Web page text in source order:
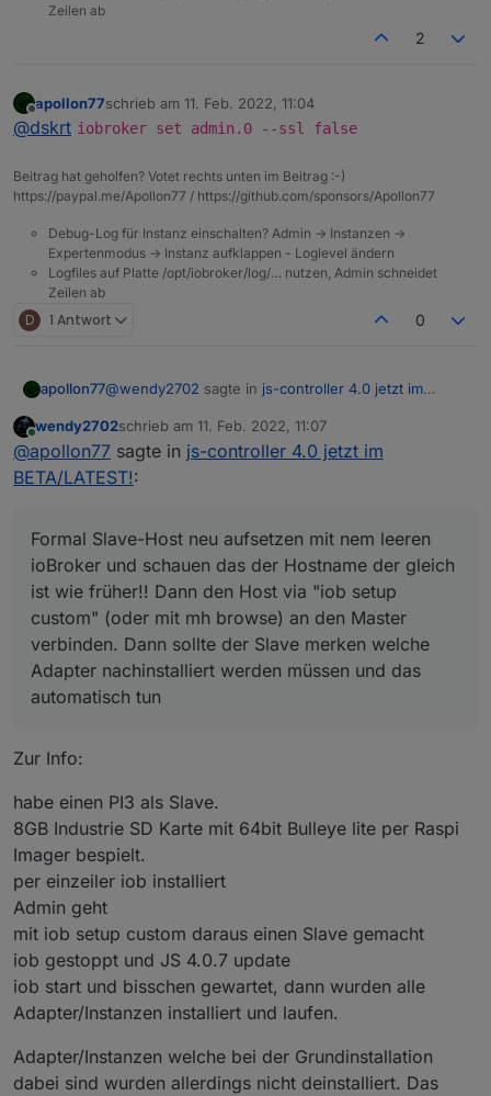
Zeilen ab
2
Offline
apollon77schrieb am 11. Feb. 2022, 11:04
zuletzt editiert von
@dskrt iobroker set admin.0 --ssl false
Beitrag hat geholfen? Votet rechts unten im Beitrag :-)
https://paypal.me/Apollon77 / https://github.com/sponsors/Apollon77
Debug-Log für Instanz einschalten? Admin -> Instanzen ->
Expertenmodus -> Instanz aufklappen - Loglevel ändern
Logfiles auf Platte /opt/iobroker/log/… nutzen, Admin schneidet
Zeilen ab
D 1 Antwort 0
apollon77@wendy2702 sagte in js-controller 4.0 jetzt im
Sollte die oder 4.0.6 schon im latest sichtbar
sein?
Naja eher die 4.0.7 inzwischen :-) Aber ja ... sollte
Noch ne Frage. Wie läuft unter JS4.x ein
Restore eines Slaves?
Wie auch unter 3.3.22 :-)
Das bringt eher die Frage nach generell dem Restore
einen slaves auf denke ich :-)
Formal Slave-Host neu aufsetzen mit nem leeren
ioBroker und schauen das der Hostname der gleich
automatisch tun
Online
wendy2702schrieb am 11. Feb. 2022, 11:07
zuletzt editiert von
@apollon77 sagte in js-controller 4.0 jetzt im
BETA/LATEST!:
Formal Slave-Host neu aufsetzen mit nem leeren
ioBroker und schauen das der Hostname der gleich
ist wie früher!! Dann den Host via "iob setup
custom" (oder mit mh browse) an den Master
verbinden. Dann sollte der Slave merken welche
Adapter nachinstalliert werden müssen und das
automatisch tun
Zur Info:
habe einen PI3 als Slave.
8GB Industrie SD Karte mit 64bit Bulleye lite per Raspi
Imager bespielt.
per einzeiler iob installiert
Admin geht
mit iob setup custom daraus einen Slave gemacht
iob gestoppt und JS 4.0.7 update
iob start und bisschen gewartet, dann wurden alle
Adapter/Instanzen installiert und laufen.
Adapter/Instanzen welche bei der Grundinstallation
dabei sind wurden allerdings nicht deinstalliert. Das